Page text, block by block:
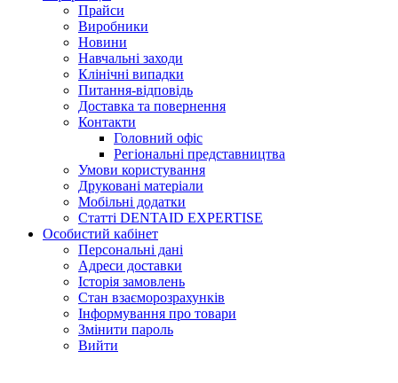
Прайси
Виробники
Новини
Навчальні заходи
Клінічні випадки
Питання-відповідь
Доставка та повернення
Контакти
Головний офіс
Регіональні представництва
Умови користування
Друковані матеріали
Мобільні додатки
Статті DENTAID EXPERTISE
Особистий кабінет
Персональні дані
Адреси доставки
Історія замовлень
Стан взаєморозрахунків
Інформування про товари
Змінити пароль
Вийти